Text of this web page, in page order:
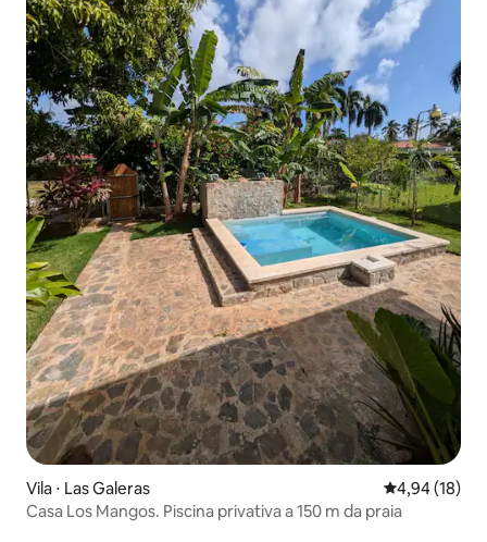
Vila ⋅ Las Galeras 4,94 de uma
4,94 (18)
Casa Los Mangos. Piscina privativa a 150 m da praia